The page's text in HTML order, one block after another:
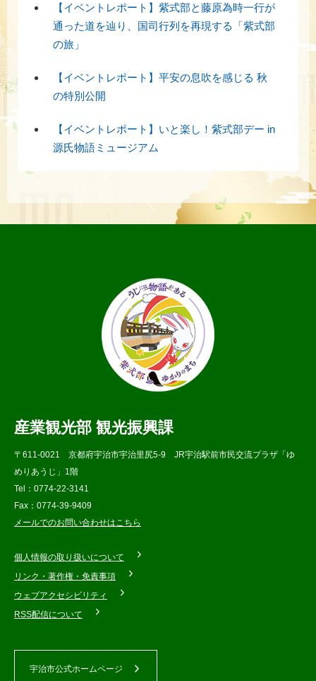
【イベントレポート】紫式部と藤原為時一行が
通った道を辿り、国司行列を再現する「紫式部
の旅」
【イベントレポート】平安の息吹を感じる 秋
の特別公開
【イベントレポート】いと楽し！紫式部デー in
源氏物語ミュージアム
産業観光部 観光振興課
〒611-0021 京都府宇治市宇治里尻5-9 JR宇治駅前市民交流プラザ「ゆ
めりあうじ」1階
Tel：0774-22-3141
Fax：0774-39-9409
メールでのお問い合わせはこちら
個人情報の取り扱いについて
リンク・著作権・免責事項
ウェブアクセシビリティ
RSS配信について
宇治市公式ホームページ